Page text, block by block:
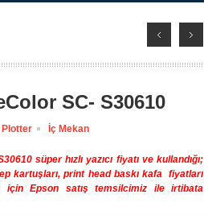
SC- S30610
Plotter İç Mekan
süper hızlı yazıcı fiyatı ve kullandığı;
kartuşları, print head baskı kafa fiyatları
için Epson satış temsilcimiz ile irtibata